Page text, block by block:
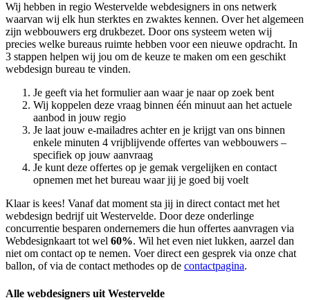
Wij hebben in regio Westervelde webdesigners in ons netwerk
waarvan wij elk hun sterktes en zwaktes kennen. Over het algemeen
zijn webbouwers erg drukbezet. Door ons systeem weten wij
precies welke bureaus ruimte hebben voor een nieuwe opdracht. In
3 stappen helpen wij jou om de keuze te maken om een geschikt
webdesign bureau te vinden.
Je geeft via het formulier aan waar je naar op zoek bent
Wij koppelen deze vraag binnen één minuut aan het actuele
aanbod in jouw regio
Je laat jouw e-mailadres achter en je krijgt van ons binnen
enkele minuten 4 vrijblijvende offertes van webbouwers –
specifiek op jouw aanvraag
Je kunt deze offertes op je gemak vergelijken en contact
opnemen met het bureau waar jij je goed bij voelt
Klaar is kees! Vanaf dat moment sta jij in direct contact met het
webdesign bedrijf uit Westervelde. Door deze onderlinge
concurrentie besparen ondernemers die hun offertes aanvragen via
Webdesignkaart tot wel 60%. Wil het even niet lukken, aarzel dan
niet om contact op te nemen. Voer direct een gesprek via onze chat
ballon, of via de contact methodes op de contactpagina.
Alle webdesigners uit Westervelde